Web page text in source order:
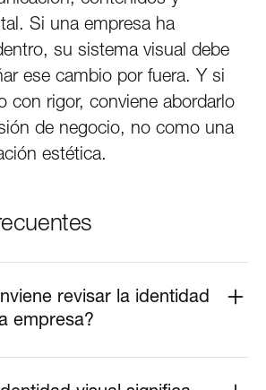
Si una empresa ha
su sistema visual debe
ese cambio por fuera. Y si
con rigor, conviene abordarlo
de negocio, no como una
estética.
revisar la identidad
empresa?